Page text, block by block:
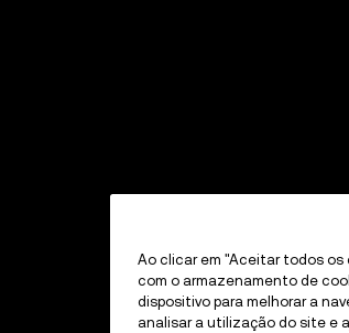
Ao clicar em "Aceitar todos os
com o armazenamento de
dispositivo para melhorar a
analisar a utilização do site e